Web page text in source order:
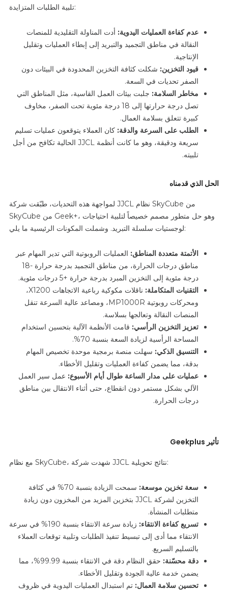
تلبية الطلبات المتزايدة:
عدم كفاءة العمليات اليدوية: أدت المناولة التقليدية للمنصات
النقالة في مناطق التجميد والتبريد إلى إبطاء العمليات وتقليل
الإنتاجية.
قيود التخزين: شكلت كثافة التخزين المحدودة في البيئات دون
الصفر تحديات في السعة.
مخاطر السلامة: جلبت بيئات العمل القاسية، مثل المناطق التي
تصل درجة حرارتها إلى 18 درجة مئوية تحت الصفر، مخاوف
كبيرة تتعلق بسلامة العمال.
الطلب على السرعة والدقة: كان العملاء يتوقعون عمليات تسليم
سريعة ودقيقة، وهو ما كانت أنظمة JJCL الحالية تكافح من أجل
تلبيته.
الحل الذي قدمناه
لمواجهة هذه التحديات، طبّقت شركة JJCL نظام SkyCube من
SkyCube من Geek+، وهو حل متطور مصمم خصيصاً لتلبية احتياجات
لوجستيات سلسلة التبريد. وشملت المكونات الرئيسية ما يلي:
الأتمتة متعددة المناطق: العمليات الروبوتية التي تدير المهام عبر
مناطق درجات الحرارة، من مناطق التجميد بدرجة حرارة -18
درجة مئوية إلى التخزين المبرد بدرجة حرارة +5 درجات مئوية.
التقنيات المتكاملة:
ناقلات مكوكية رباعية الاتجاهات X1200،
ومحركات روبوتية MP1000R، ومصاعد عالية السرعة تنقل
المنصات النقالة وتعالجها بسلاسة.
تعزيز التخزين الرأسي: قامت الأنظمة الآلية بتحسين استخدام
المساحة الرأسية لزيادة السعة بنسبة 70%.
التنسيق الذكي: سهلت منصة برمجية موحدة تخصيص المهام
بدقة، مما يضمن كفاءة العمليات وتقليل الأخطاء.
عمليات على مدار الساعة طوال أيام الأسبوع: عمل سير العمل
الآلي بشكل مستمر دون انقطاع، حتى أثناء الانتقال بين مناطق
درجات الحرارة.
تأثير Geekplus
مع نظام SkyCube، شهدت شركة JJCL نتائج تحويلية:
سعة تخزين موسعة:
سمحت الزيادة بنسبة 70% في كثافة
التخزين لشركة JJCL بتخزين المزيد من المخزون دون زيادة
متطلبات المنشأة.
تسريع كفاءة الانتقاء:
زيادة سرعة الانتقاء بنسبة 190% في سرعة
الانتقاء مما أدى إلى تبسيط تنفيذ الطلبات وتلبية توقعات العملاء
بالتسليم السريع.
دقة محسّنة:
حقق النظام دقة في الانتقاء بنسبة 99.99%، مما
يضمن خدمة عالية الجودة وتقليل الأخطاء.
تحسين سلامة العمال: تم استبدال العمليات اليدوية في ظروف